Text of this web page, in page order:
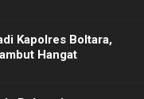
Kapolres Boltara,
Hangat